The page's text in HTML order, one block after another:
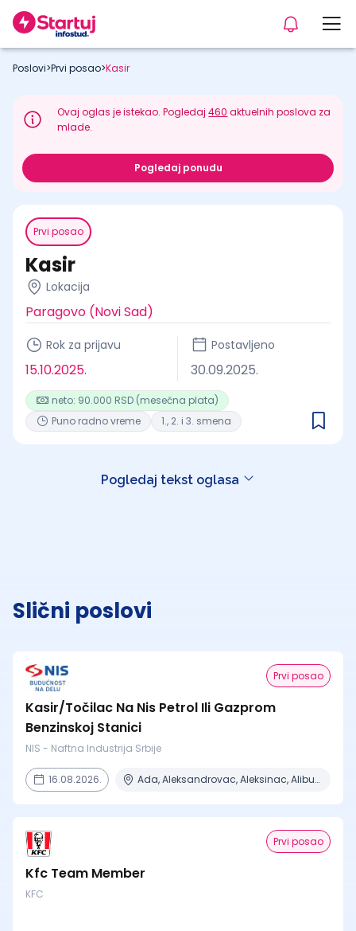
Poslovi>Prvi posao>Kasir
Ovaj oglas je istekao. Pogledaj460 aktuelnih poslova za
mlade.
Pogledaj ponudu
Prvi posao
Kasir
Lokacija
Paragovo (Novi Sad)
Rok za prijavu
15.10.2025.
Postavljeno
30.09.2025.
neto: 90.000 RSD (mesečna plata)
Puno radno vreme
1., 2. i 3. smena
Pogledaj tekst oglasa
Slični poslovi
Prvi posao
Kasir/Točilac Na Nis Petrol Ili Gazprom
Benzinskoj Stanici
NIS - Naftna Industrija Srbije
16.08.2026. Ada, Aleksandrovac, Aleksinac, Alibunar, Apatin + 206 mesta
Prvi posao
Kfc Team Member
KFC